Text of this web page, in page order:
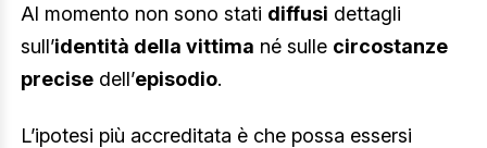
Al momento non sono stati diffusi dettagli
sull’identità della vittima né sulle circostanze
precise dell’episodio.
L’ipotesi più accreditata è che possa essersi